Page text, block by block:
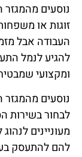
נוסעים
זוגות או
העבודה אבל
להגיע לנמל
ומקצועי
נוסעים
לבחור בשירות
מעוניינים
להם להתעסק